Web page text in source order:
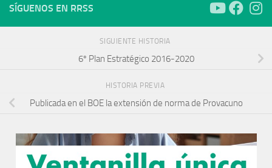
SÍGUENOS EN RRSS
SIGUIENTE HISTORIA
6º Plan Estratégico 2016-2020
HISTORIA PREVIA
Publicada en el BOE la extensión de norma de Provacuno